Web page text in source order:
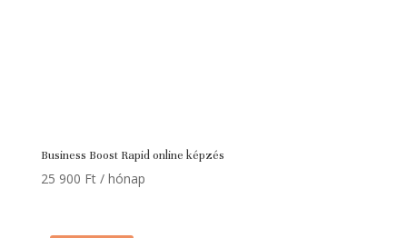
Business Boost Rapid online képzés
25 900 Ft / hónap